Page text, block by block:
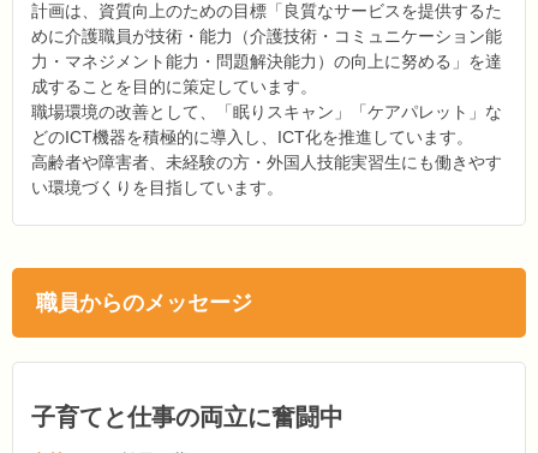
計画は、資質向上のための目標「良質なサービスを提供するた
めに介護職員が技術・能力（介護技術・コミュニケーション能
力・マネジメント能力・問題解決能力）の向上に努める」を達
成することを目的に策定しています。
職場環境の改善として、「眠りスキャン」「ケアパレット」な
どのICT機器を積極的に導入し、ICT化を推進しています。
高齢者や障害者、未経験の方・外国人技能実習生にも働きやす
い環境づくりを目指しています。
職員からのメッセージ
子育てと仕事の両立に奮闘中